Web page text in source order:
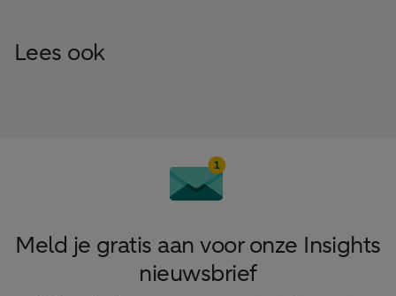
Lees ook
Meld je gratis aan voor onze Insights
nieuwsbrief